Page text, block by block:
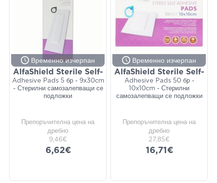
Временно изчерпан
AlfaShield Sterile Self-
Adhesive Pads 5 бр - 9x30cm
- Стерилни самозалепващи се
подложки
Препоръчителна цена на
дребно
9,46€
6,62€
Временно изчерпан
AlfaShield Sterile Self-
Adhesive Pads 50 бр -
10x10cm - Стерилни
самозалепващи се подложки
Препоръчителна цена на
дребно
27,85€
16,71€